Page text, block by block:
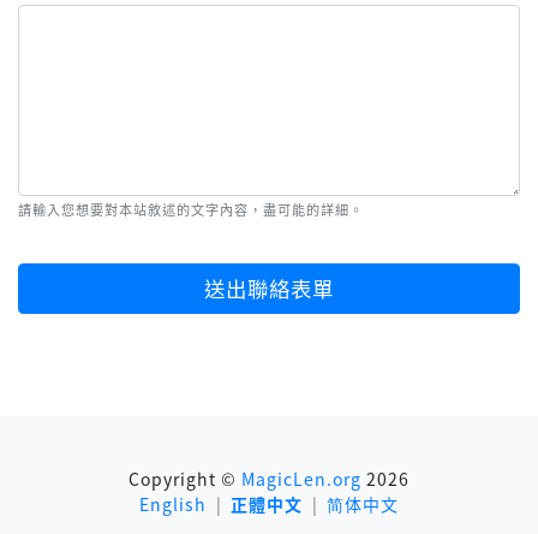
請輸入您想要對本站敘述的文字內容，盡可能的詳細。
送出聯絡表單
Copyright © MagicLen.org 2026
English | 正體中文 | 简体中文